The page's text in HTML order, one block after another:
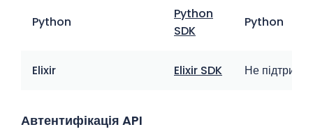
Python
Python
SDK
Python
Elixir Elixir SDK Не
Автентифікація API